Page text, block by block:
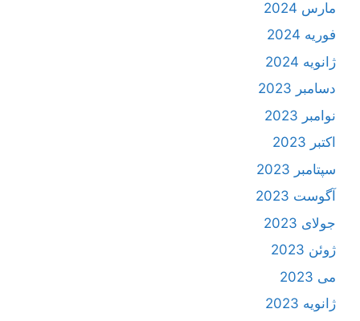
مارس 2024
فوریه 2024
ژانویه 2024
دسامبر 2023
نوامبر 2023
اکتبر 2023
سپتامبر 2023
آگوست 2023
جولای 2023
ژوئن 2023
می 2023
ژانویه 2023